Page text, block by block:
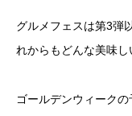
グルメフェスは第3弾
れからもどんな美味し
ゴールデンウィーク